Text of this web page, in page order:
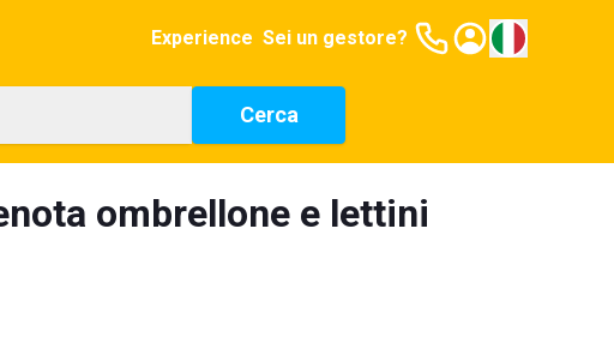
Experience Sei un gestore?
Cerca
ombrellone e lettini